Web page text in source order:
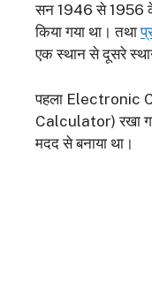
सन 1946 से 1956 के
किया गया था। तथा
एक स्थान से दूसरे
पहला Electronic
Calculator) रखा
मदद से बनाया था।